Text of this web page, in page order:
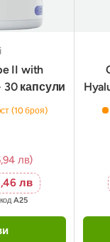
II with
30 капсули
(10 броя)
лв)
лв
A25